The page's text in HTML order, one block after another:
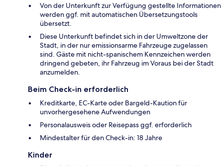
Von der Unterkunft zur Verfügung gestellte Informationen
werden ggf. mit automatischen Übersetzungstools
übersetzt.
Diese Unterkunft befindet sich in der Umweltzone der
Stadt, in der nur emissionsarme Fahrzeuge zugelassen
sind. Gäste mit nicht-spanischem Kennzeichen werden
dringend gebeten, ihr Fahrzeug im Voraus bei der Stadt
anzumelden.
Beim Check-in erforderlich
Kreditkarte, EC-Karte oder Bargeld-Kaution für
unvorhergesehene Aufwendungen
Personalausweis oder Reisepass ggf. erforderlich
Mindestalter für den Check-in: 18 Jahre
Kinder